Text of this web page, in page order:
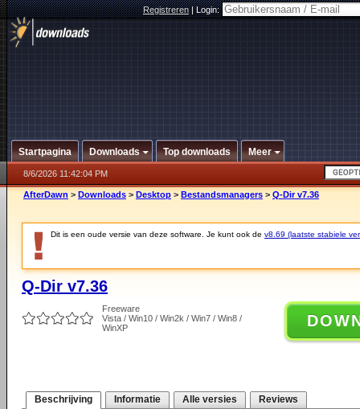
Registreren|Login:
Startpagina Downloads Top downloads Meer
8/6/2026 11:42:04 PM
AfterDawn > Downloads > Desktop > Bestandsmanagers > Q-Dir v7.36
Dit is een oude versie van deze software. Je kunt ook de v8.69 (laatste stabiele
Q-Dir v7.36
Freeware
Vista / Win10 / Win2k / Win7 / Win8 /
WinXP
Beschrijving Informatie Alle versies Reviews